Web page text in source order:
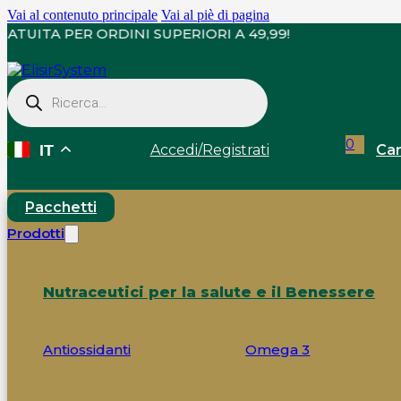
Vai al contenuto principale Vai al piè di pagina
GRATUITA PER ORDINI SUPERIORI A 49,99!
Ricerca
prodotti
IT Accedi/Registrati 0
Pacchetti
Prodotti
Nutraceutici per la salute e il Benessere
Antiossidanti Omega 3